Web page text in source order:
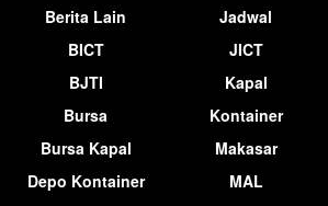
Berita Lain
BICT
BJTI
Bursa
Bursa Kapal
Depo Kontainer
Jadwal
JICT
Kapal
Kontainer
Makasar
MAL